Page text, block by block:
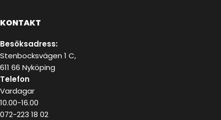
KONTAKT
Besöksadress:
Stenbocksvägen 1 C,
611 66 Nyköping
Telefon
Vardagar
10.00-16.00
072-223 18 02